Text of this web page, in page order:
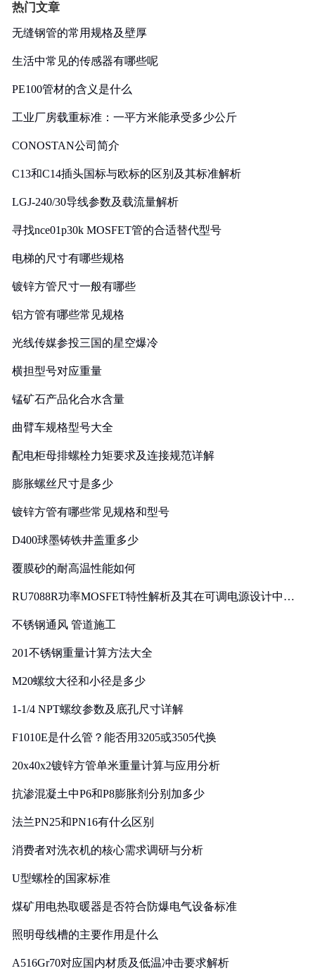
热门文章
无缝钢管的常用规格及壁厚
生活中常见的传感器有哪些呢
PE100管材的含义是什么
工业厂房载重标准：一平方米能承受多少公斤
CONOSTAN公司简介
C13和C14插头国标与欧标的区别及其标准解析
LGJ-240/30导线参数及载流量解析
寻找nce01p30k MOSFET管的合适替代型号
电梯的尺寸有哪些规格
镀锌方管尺寸一般有哪些
铝方管有哪些常见规格
光线传媒参投三国的星空爆冷
横担型号对应重量
锰矿石产品化合水含量
曲臂车规格型号大全
配电柜母排螺栓力矩要求及连接规范详解
膨胀螺丝尺寸是多少
镀锌方管有哪些常见规格和型号
D400球墨铸铁井盖重多少
覆膜砂的耐高温性能如何
RU7088R功率MOSFET特性解析及其在可调电源设计中的
不锈钢通风 管道施工
201不锈钢重量计算方法大全
M20螺纹大径和小径是多少
1-1/4 NPT螺纹参数及底孔尺寸详解
F1010E是什么管？能否用3205或3505代换
20x40x2镀锌方管单米重量计算与应用分析
抗渗混凝土中P6和P8膨胀剂分别加多少
法兰PN25和PN16有什么区别
消费者对洗衣机的核心需求调研与分析
U型螺栓的国家标准
煤矿用电热取暖器是否符合防爆电气设备标准
照明母线槽的主要作用是什么
A516Gr70对应国内材质及低温冲击要求解析